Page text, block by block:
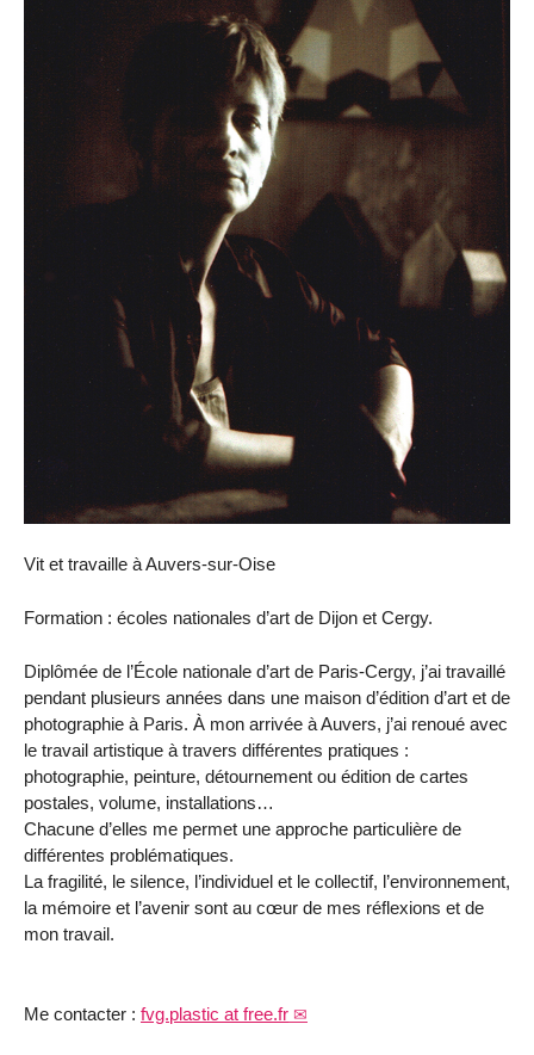
Vit et travaille à Auvers-sur-Oise
Formation : écoles nationales d’art de Dijon et Cergy.
Diplômée de l’École nationale d’art de Paris-Cergy, j’ai travaillé
pendant plusieurs années dans une maison d’édition d’art et de
photographie à Paris. À mon arrivée à Auvers, j’ai renoué avec
le travail artistique à travers différentes pratiques :
photographie, peinture, détournement ou édition de cartes
postales, volume, installations…
Chacune d’elles me permet une approche particulière de
différentes problématiques.
La fragilité, le silence, l’individuel et le collectif, l’environnement,
la mémoire et l’avenir sont au cœur de mes réflexions et de
mon travail.
Me contacter : fvg.plastic at free.fr